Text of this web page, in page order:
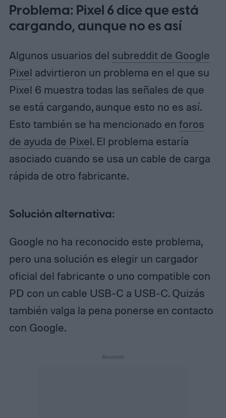
Problema: Pixel 6 dice que está
cargando, aunque no es así
Algunos usuarios del subreddit de Google
Pixel advirtieron un problema en el que su
Pixel 6 muestra todas las señales de que
se está cargando, aunque esto no es así.
Esto también se ha mencionado en foros
de ayuda de Pixel. El problema estaría
asociado cuando se usa un cable de carga
rápida de otro fabricante.
Solución alternativa:
Google no ha reconocido este problema,
pero una solución es elegir un cargador
oficial del fabricante o uno compatible con
PD con un cable USB-C a USB-C. Quizás
también valga la pena ponerse en contacto
con Google.